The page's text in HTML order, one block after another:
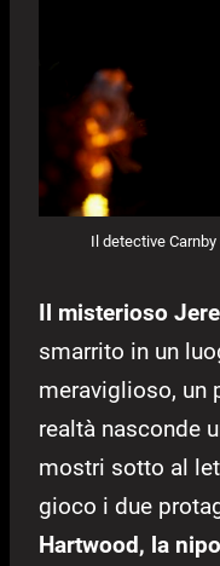
Il detective
Il misterioso
smarrito in un
meraviglioso, un
realtà nasconde
mostri sotto al
gioco i due
Hartwood, la